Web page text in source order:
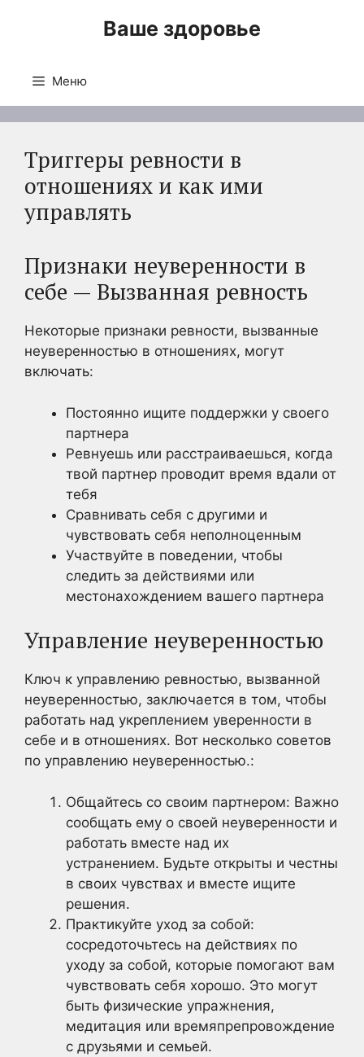
Ваше здоровье
Меню
Триггеры ревности в
отношениях и как ими
управлять
Признаки неуверенности в
себе — Вызванная ревность
Некоторые признаки ревности, вызванные
неуверенностью в отношениях, могут
включать:
Постоянно ищите поддержки у своего
партнера
Ревнуешь или расстраиваешься, когда
твой партнер проводит время вдали от
тебя
Сравнивать себя с другими и
чувствовать себя неполноценным
Участвуйте в поведении, чтобы
следить за действиями или
местонахождением вашего партнера
Управление неуверенностью
Ключ к управлению ревностью, вызванной
неуверенностью, заключается в том, чтобы
работать над укреплением уверенности в
себе и в отношениях. Вот несколько советов
по управлению неуверенностью.:
Общайтесь со своим партнером: Важно
сообщать ему о своей неуверенности и
работать вместе над их
устранением. Будьте открыты и честны
в своих чувствах и вместе ищите
решения.
Практикуйте уход за собой:
сосредоточьтесь на действиях по
уходу за собой, которые помогают вам
чувствовать себя хорошо. Это могут
быть физические упражнения,
медитация или времяпрепровождение
с друзьями и семьей.